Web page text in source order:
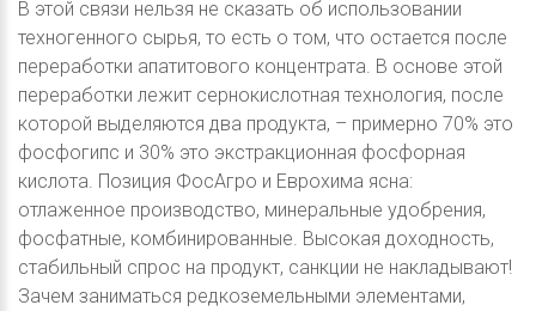
В этой связи нельзя не сказать об использовании
техногенного сырья, то есть о том, что остается после
переработки апатитового концентрата. В основе этой
переработки лежит сернокислотная технология, после
которой выделяются два продукта, – примерно 70% это
фосфогипс и 30% это экстракционная фосфорная
кислота. Позиция ФосАгро и Еврохима ясна:
отлаженное производство, минеральные удобрения,
фосфатные, комбинированные. Высокая доходность,
стабильный спрос на продукт, санкции не накладывают!
Зачем заниматься редкоземельными элементами,